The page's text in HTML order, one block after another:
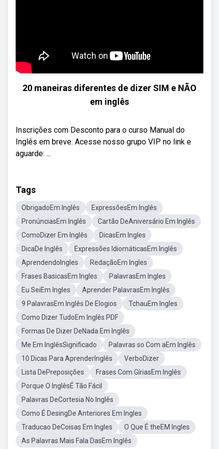
20 maneiras diferentes de dizer SIM e NÃO
em inglês
Inscrições com Desconto para o curso Manual do
Inglês em breve. Acesse nosso grupo VIP no link e
aguarde: ...
Tags
ObrigadoEm Inglês
ExpressõesEm Inglês
PronúnciasEm Inglês
Cartão DeAniversário Em Inglês
ComoDizer Em Inglês
DicasEm Ingles
DicaDe Inglês
Expressões IdiomáticasEm Inglês
AprendendoIngles
RedaçãoEm Ingles
Frases BasicasEm Ingles
PalavrasEm Ingles
Eu SeiEm Ingles
Aprender PalavrasEm Inglês
9 PalavrasEm Inglês De Elogios
TchauEm Ingles
Como Dizer TudoEm Inglês PDF
Formas De Dizer DeNada Em Inglês
Me Em InglêsSignificado
Palavras so Com aEm Inglês
10 Dicas Para AprenderInglês
VerboDizer
Lista DePreposições
Frases Com GíriasEm Inglês
Porque O InglêsÉ Tão Fácil
Palavras DeCortesia No Inglês
Como É DesingDe Anteriores Em Ingles
Traducao DeCoisas Em Ingles
O Que É theEM Ingles
As Palavras Mais Fala DasEm Inglês